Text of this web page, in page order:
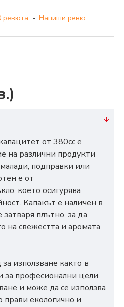
ревюта. - Напиши ревю
от 380cc е
на различни продукти
подправки или
е от
което осигурява
Капакът е наличен в
затваря плътно, за да
на свежестта и аромата
използване както в
за професионални цели.
и може да се използва
прави екологично и